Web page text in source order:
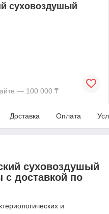
суховоздушый
— 100 000 ₸
Доставка Оплата
суховоздушый
доставкой по
и